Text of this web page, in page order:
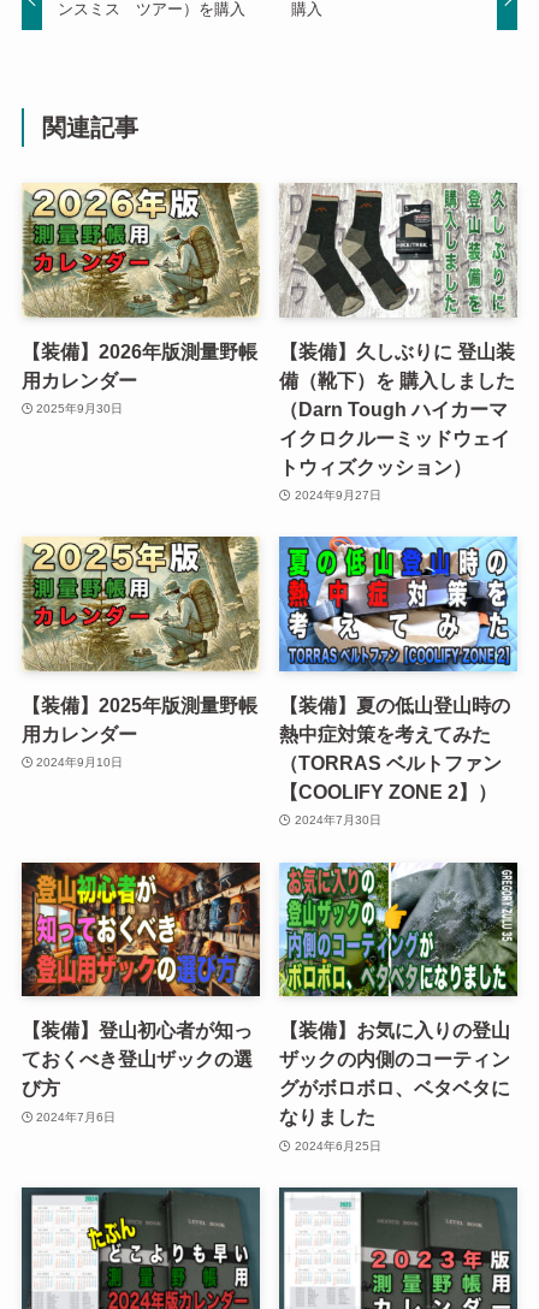
ンスミス ツアー）を購入
購入
関連記事
【装備】2026年版測量野帳
用カレンダー
2025年9月30日
【装備】久しぶりに 登山装
備（靴下）を 購入しました
（Darn Tough ハイカーマ
イクロクルーミッドウェイ
トウィズクッション）
2024年9月27日
【装備】2025年版測量野帳
用カレンダー
2024年9月10日
【装備】夏の低山登山時の
熱中症対策を考えてみた
（TORRAS ベルトファン
【COOLIFY ZONE 2】）
2024年7月30日
【装備】登山初心者が知っ
ておくべき登山ザックの選
び方
2024年7月6日
【装備】お気に入りの登山
ザックの内側のコーティン
グがボロボロ、ベタベタに
なりました
2024年6月25日